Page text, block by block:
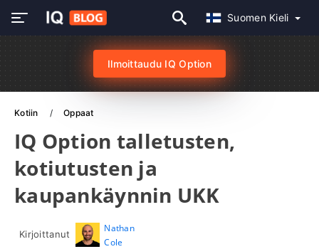
Suomen Kieli
Ilmoittaudu IQ Option
Kotiin Oppaat
IQ Option talletusten,
kotiutusten ja
kaupankäynnin UKK
Kirjoittanut
Nathan
Cole